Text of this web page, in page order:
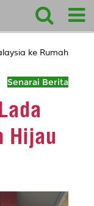
ke Rumah
Senarai Berita
Hijau